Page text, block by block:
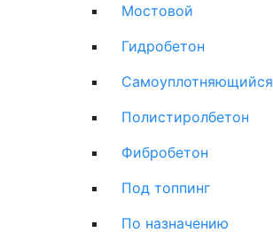
Мостовой
Гидробетон
Самоуплотняющийся
Полистиролбетон
Фибробетон
Под топпинг
По назначению